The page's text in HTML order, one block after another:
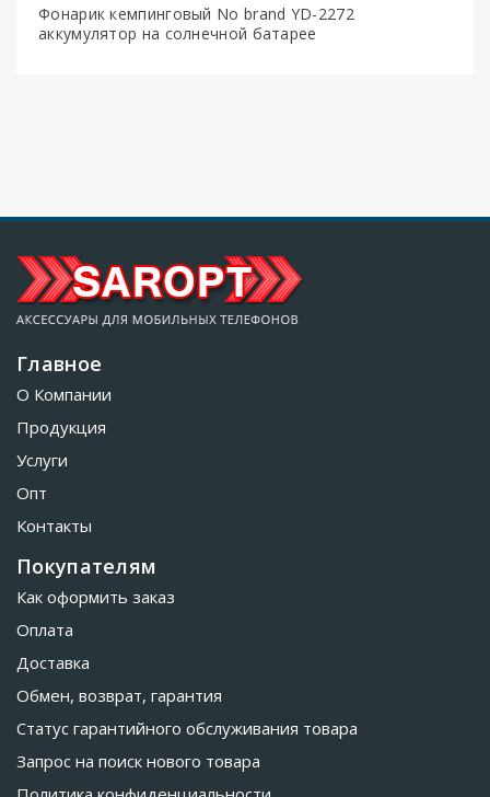
Фонарик кемпинговый No brand YD-2272
аккумулятор на солнечной батарее
Главное
О Компании
Продукция
Услуги
Опт
Контакты
Покупателям
Как оформить заказ
Оплата
Доставка
Обмен, возврат, гарантия
Статус гарантийного обслуживания товара
Запрос на поиск нового товара